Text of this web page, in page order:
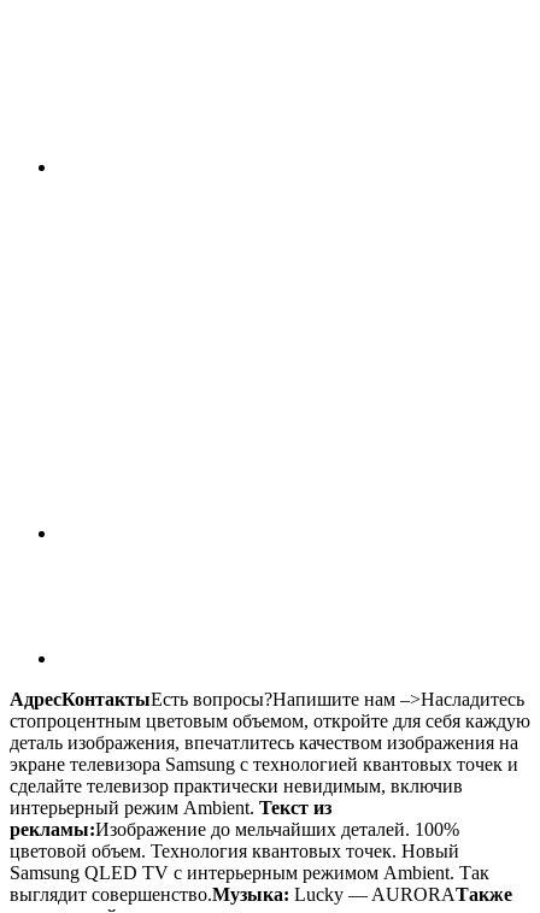
АдресКонтактыЕсть вопросы?Напишите нам –>Насладитесь
стопроцентным цветовым объемом, откройте для себя каждую
деталь изображения, впечатлитесь качеством изображения на
экране телевизора Samsung с технологией квантовых точек и
сделайте телевизор практически невидимым, включив
интерьерный режим Ambient. Текст из
рекламы:Изображение до мельчайших деталей. 100%
цветовой объем. Технология квантовых точек. Новый
Samsung QLED TV с интерьерным режимом Ambient. Так
выглядит совершенство.Музыка: Lucky — AURORAТакже